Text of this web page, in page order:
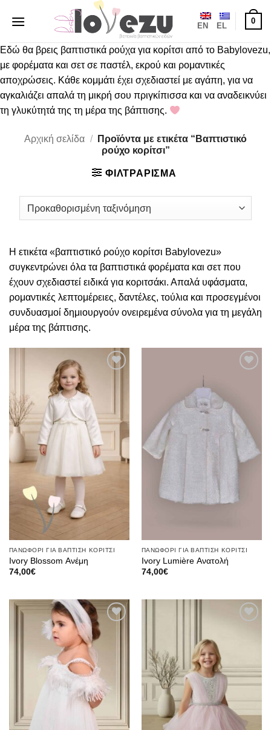
στο
EN EL
0
Εδώ θα βρεις βαπτιστικά ρούχα για κορίτσι από το Babylovezu,
με φορέματα και σετ σε παστέλ, εκρού και ρομαντικές
αποχρώσεις. Κάθε κομμάτι έχει σχεδιαστεί με αγάπη, για να
αγκαλιάζει απαλά τη μικρή σου πριγκίπισσα και να αναδεικνύει
τη γλυκύτητά της τη μέρα της βάπτισης.
Αρχική σελίδα /
Προϊόντα με ετικέτα “Βαπτιστικό
ρούχο κορίτσι”
ΦΙΛΤΡΑΡΙΣΜΑ
Η ετικέτα «βαπτιστικό ρούχο κορίτσι Babylovezu»
συγκεντρώνει όλα τα βαπτιστικά φορέματα και σετ που
έχουν σχεδιαστεί ειδικά για κοριτσάκι. Απαλά υφάσματα,
ρομαντικές λεπτομέρειες, δαντέλες, τούλια και προσεγμένοι
συνδυασμοί δημιουργούν ονειρεμένα σύνολα για τη μεγάλη
μέρα της βάπτισης.
επιθυμιών
ΠΑΝΩΦΟΡΙ ΓΙΑ ΒΑΠΤΙΣΗ ΚΟΡΙΤΣΙ
Ivory Blossom Ανέμη
74,00€
ΠΑΝΩΦΟΡΙ ΓΙΑ ΒΑΠΤΙΣΗ ΚΟΡΙΤΣΙ
Ivory Lumière Ανατολή
74,00€
Πρόσθήκη
στην λίστα
επιθυμιών